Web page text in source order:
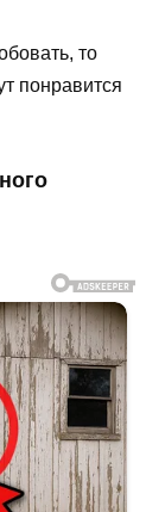
то
понравится